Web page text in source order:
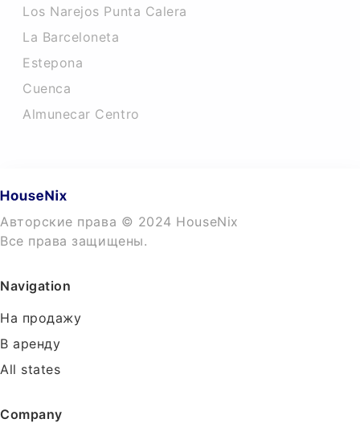
Los Narejos Punta Calera
La Barceloneta
Estepona
Cuenca
Almunecar Centro
Авторские права © 2024 HouseNix
Все права защищены.
Navigation
На продажу
В аренду
All states
Company